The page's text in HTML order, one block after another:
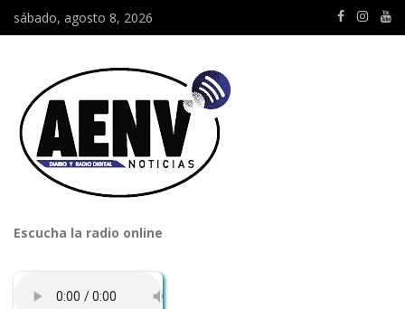
sábado, agosto 8, 2026
Escucha la radio online